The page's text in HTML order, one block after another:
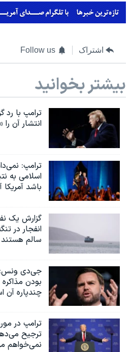
اشتراک Follow us
بیشتر بخوانید
ترامپ با رد
انتشار آن
ترامپ:
اسلامی به
باشد
گزارش یک
انفجار در
سالم هستند
جی‌دی ونس:
بودن
چندپاره آن
ترامپ در
ترجیح
نمی‌خواهم